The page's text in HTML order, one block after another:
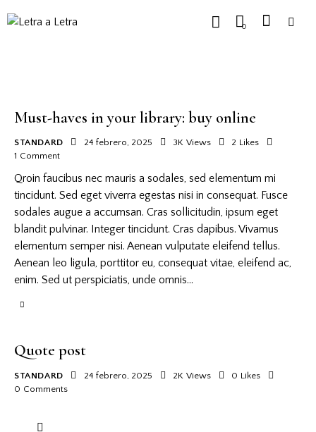
0
Must-haves in your library: buy online
STANDARD 24 febrero, 2025 3K Views 2 Likes
1 Comment
Qroin faucibus nec mauris a sodales, sed elementum mi
tincidunt. Sed eget viverra egestas nisi in consequat. Fusce
sodales augue a accumsan. Cras sollicitudin, ipsum eget
blandit pulvinar. Integer tincidunt. Cras dapibus. Vivamus
elementum semper nisi. Aenean vulputate eleifend tellus.
Aenean leo ligula, porttitor eu, consequat vitae, eleifend ac,
enim. Sed ut perspiciatis, unde omnis…
Quote post
STANDARD 24 febrero, 2025 2K Views 0 Likes
0 Comments